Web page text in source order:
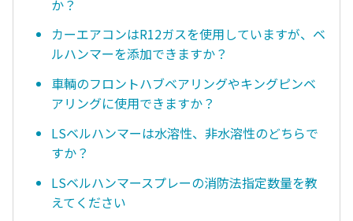
か？
カーエアコンはR12ガスを使用していますが、ベ
ルハンマーを添加できますか？
車輌のフロントハブベアリングやキングピンベ
アリングに使用できますか？
LSベルハンマーは水溶性、非水溶性のどちらで
すか？
LSベルハンマースプレーの消防法指定数量を教
えてください